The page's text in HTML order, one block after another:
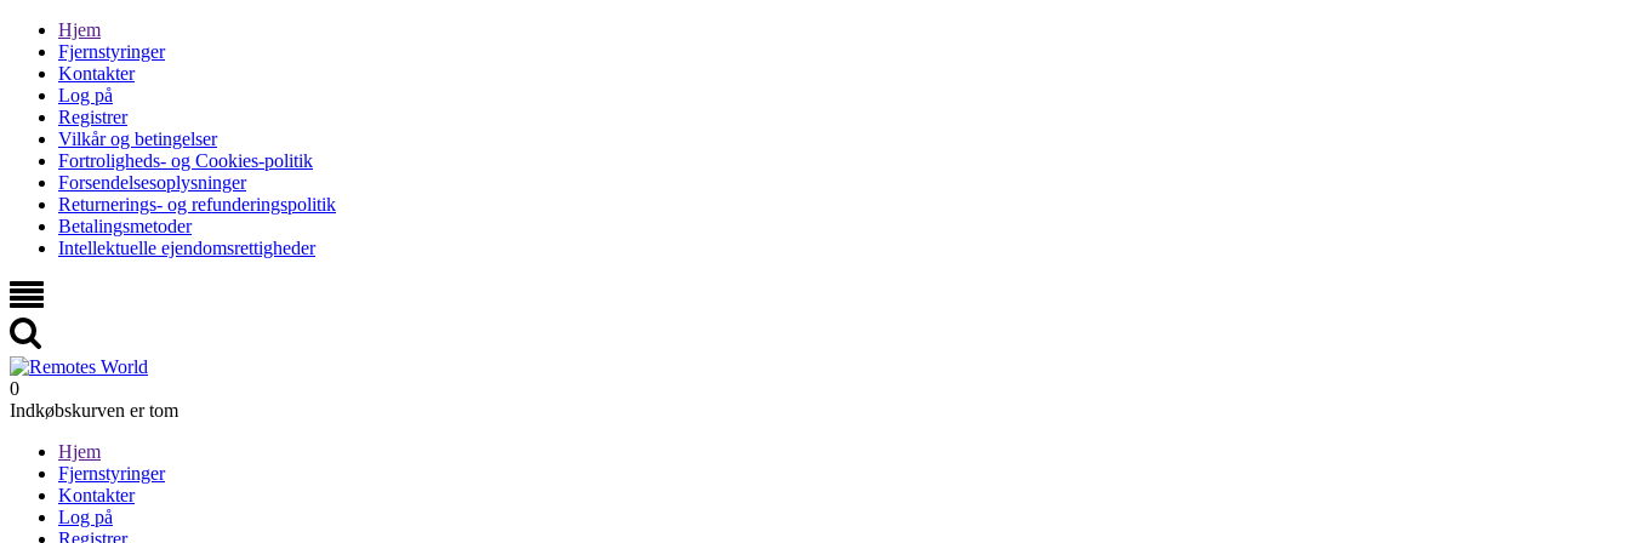
Hjem
Fjernstyringer
Kontakter
Log på
Registrer
Vilkår og betingelser
Fortroligheds- og Cookies-politik
Forsendelsesoplysninger
Returnerings- og refunderingspolitik
Betalingsmetoder
Intellektuelle ejendomsrettigheder
0
Indkøbskurven er tom
Hjem
Fjernstyringer
Kontakter
Log på
Registrer